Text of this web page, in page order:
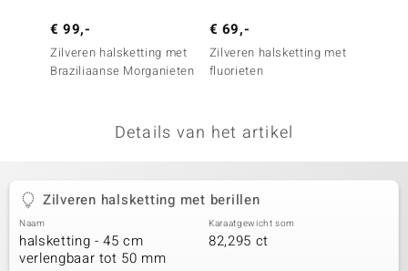
€ 99,-
Zilveren halsketting met
Braziliaanse Morganieten
€ 69,-
Zilveren halsketting met
fluorieten
Details van het artikel
Zilveren halsketting met berillen
Naam
halsketting - 45 cm
verlengbaar tot 50 mm
Karaatgewicht som
82,295 ct